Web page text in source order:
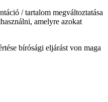
/ tartalom megváltoztatása
amelyre azokat
bírósági eljárást von maga